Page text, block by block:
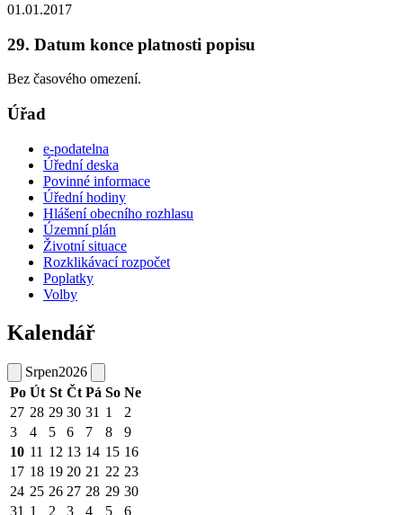
01.01.2017
29. Datum konce platnosti popisu
Bez časového omezení.
Úřad
e-podatelna
Úřední deska
Povinné informace
Úřední hodiny
Hlášení obecního rozhlasu
Územní plán
Životní situace
Rozklikávací rozpočet
Poplatky
Volby
Kalendář
Srpen2026
Po Út St Čt Pá So Ne
27 28 29 30 31 1
2
3
4 5 6 7 8
9
10 11 12 13 14 15 16
17 18 19 20 21 22 23
24 25 26 27 28 29 30
31 1 2 3 4 5 6